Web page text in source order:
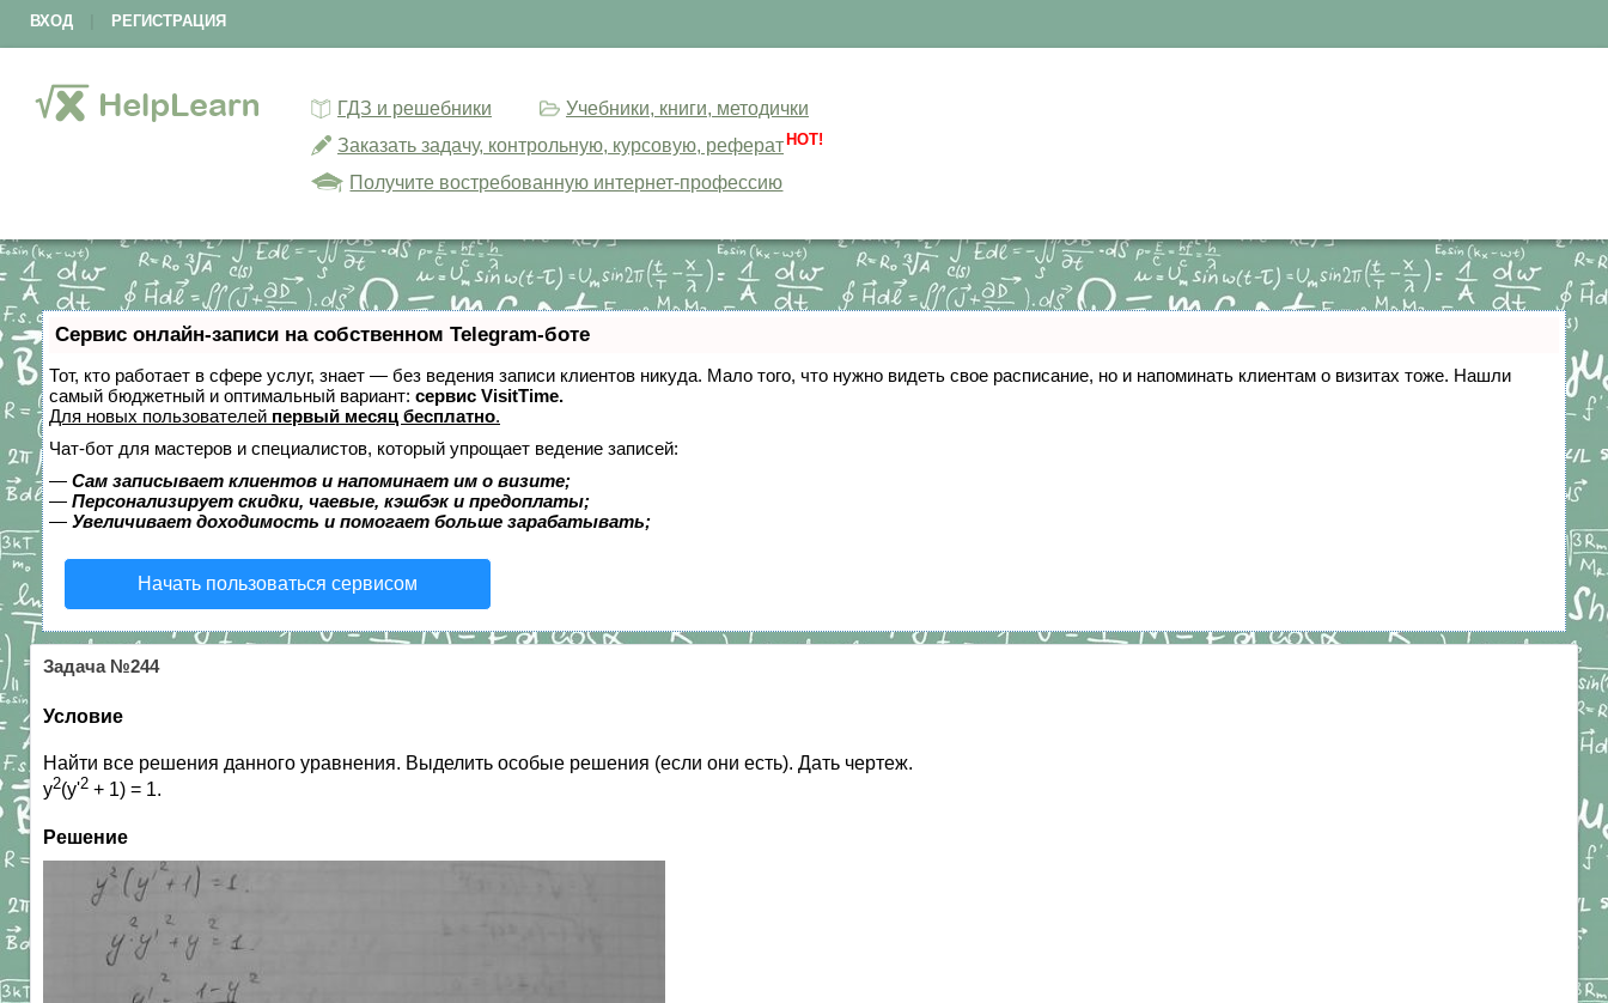
ВХОД РЕГИСТРАЦИЯ
ГДЗ и решебники
Учебники, книги, методички
Заказать задачу, контрольную, курсовую, реферат HOT!
Получите востребованную интернет-профессию
Сервис онлайн-записи на собственном Telegram-боте
Тот, кто работает в сфере услуг, знает — без ведения записи клиентов никуда. Мало того, что нужно видеть свое расписание, но и напоминать клиентам о визитах тоже. Нашли
самый бюджетный и оптимальный вариант: сервис VisitTime.
Для новых пользователей первый месяц бесплатно.
Чат-бот для мастеров и специалистов, который упрощает ведение записей:
— Сам записывает клиентов и напоминает им о визите;
— Персонализирует скидки, чаевые, кэшбэк и предоплаты;
— Увеличивает доходимость и помогает больше зарабатывать;
Начать пользоваться сервисом
Задача №244
Условие
Найти все решения данного уравнения. Выделить особые решения (если они есть). Дать чертеж.
y2(y'2 + 1) = 1.
Решение